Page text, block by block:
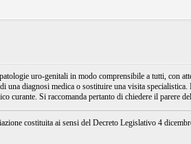
uro-genitali in modo comprensibile a tutti, con
diagnosi medica o sostituire una visita
Si raccomanda pertanto di chiedere il parere
costituita ai sensi del Decreto Legislativo 4